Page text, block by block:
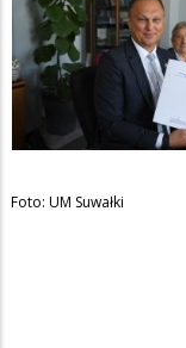
Foto: UM Suwałki